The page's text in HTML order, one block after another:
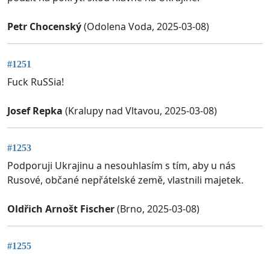
Petr Chocenský(Odolena Voda, 2025-03-08)
#1251
Fuck RuSSia!
Josef Repka (Kralupy nad Vltavou, 2025-03-08)
#1253
Podporuji Ukrajinu a nesouhlasím s tím, aby u nás
Rusové, občané nepřátelské země, vlastnili majetek.
Oldřich Arnošt Fischer(Brno, 2025-03-08)
#1255